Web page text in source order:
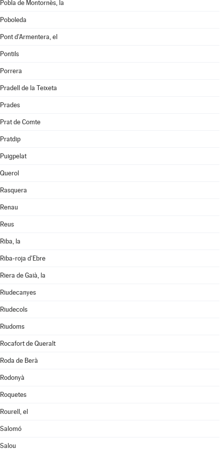
Pobla de Montornès, la
Poboleda
Pont d'Armentera, el
Pontils
Porrera
Pradell de la Teixeta
Prades
Prat de Comte
Pratdip
Puigpelat
Querol
Rasquera
Renau
Reus
Riba, la
Riba-roja d'Ebre
Riera de Gaià, la
Riudecanyes
Riudecols
Riudoms
Rocafort de Queralt
Roda de Berà
Rodonyà
Roquetes
Rourell, el
Salomó
Salou